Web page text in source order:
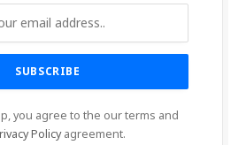
you agree to the our terms and
Policyagreement.